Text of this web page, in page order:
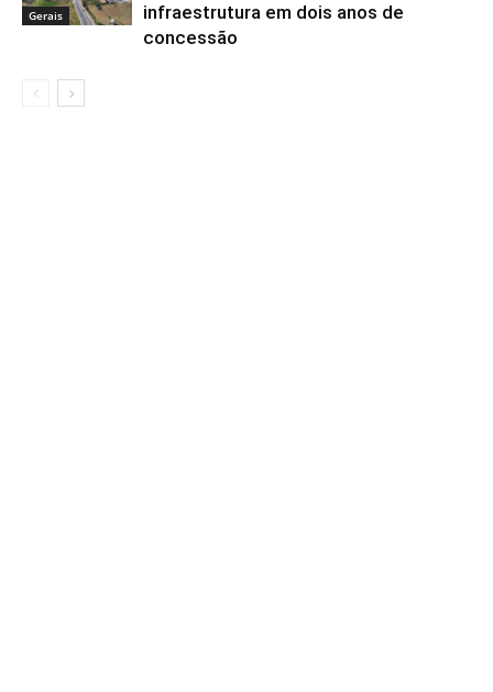
Gerais
infraestrutura em dois anos de
concessão